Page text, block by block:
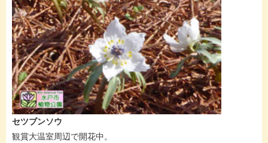
セツブンソウ
観賞大温室周辺で開花中。